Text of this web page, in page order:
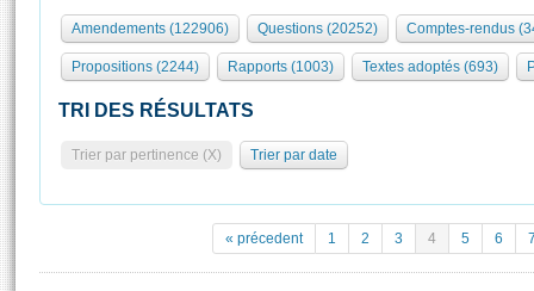
577 députés
Groupes politiques
Commissions et autres organes
Europe et International
Pétitions
Organisation de l'Assemblée
Présidence Conférence des Présidents Bureau Collège des
Statistiques et chiffres clés
Documents de référence
( Constitution | Règlement de l'Assemblée ... )
Visite virtuelle du palais Bourbon
Assister à une séance
Amendements (122906) Questions (20252) Comptes-rendus
Propositions (2244) Rapports (1003) Textes adoptés (693)
TRI DES RÉSULTATS
Trier par pertinence (X) Trier par date
« précedent 1 2 3 4 5 6